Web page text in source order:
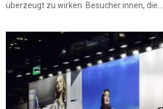
überzeugt zu wirken. Besucher:innen, die...